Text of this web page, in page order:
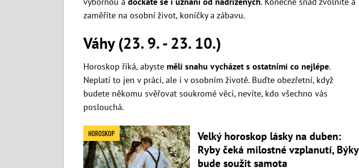
zaměříte na osobní život, koníčky a zábavu.
Váhy (23. 9. - 23. 10.)
Horoskop říká, abyste měli snahu vycházet s ostatními co nejlépe.
Neplatí to jen v práci, ale i v osobním životě. Buďte obezřetní, když
budete někomu svěřovat soukromé věci, nevíte, kdo všechno vás
poslouchá.
HOROSKOP
Velký horoskop lásky na duben:
Ryby čeká milostné vzplanutí, Býky
bude soužit samota